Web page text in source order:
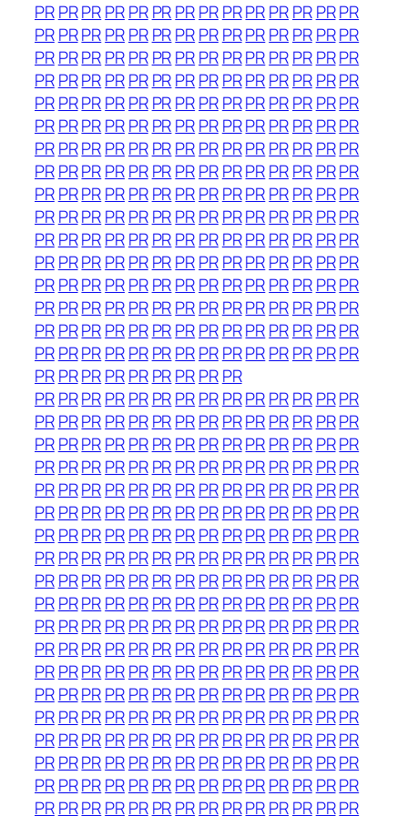
PRPRPRPRPR PRPRPRPRPRPRPR PRPR
PRPRPRPRPR PRPRPRPRPRPRPR PRPR
PRPRPRPRPR PRPRPRPRPRPRPR PRPR
PRPRPRPRPR PRPRPRPRPRPRPR PRPR
PRPRPRPRPR PRPRPRPRPRPRPR PRPR
PRPRPRPRPR PRPRPRPRPRPRPR PRPR
PRPRPRPRPR PRPRPRPRPRPRPR PRPR
PRPRPRPRPR PRPRPRPRPRPRPR PRPR
PRPRPRPRPR PRPRPRPRPRPRPR PRPR
PRPRPRPRPR PRPRPRPRPRPRPR PRPR
PRPRPRPRPR PRPRPRPRPRPRPR PRPR
PRPRPRPRPR PRPRPRPRPRPRPR PRPR
PRPRPRPRPR PRPRPRPRPRPRPR PRPR
PRPRPRPRPR PRPRPRPRPRPRPR PRPR
PRPRPRPRPR PRPRPRPRPRPRPR PRPR
PRPRPRPRPR PRPRPRPRPRPRPR PRPR
PRPRPRPRPR PRPRPRPR
PRPRPRPRPR PRPRPRPRPRPRPR PRPR
PRPRPRPRPR PRPRPRPRPRPRPR PRPR
PRPRPRPRPR PRPRPRPRPRPRPR PRPR
PRPRPRPRPR PRPRPRPRPRPRPR PRPR
PRPRPRPRPR PRPRPRPRPRPRPR PRPR
PRPRPRPRPR PRPRPRPRPRPRPR PRPR
PRPRPRPRPR PRPRPRPRPRPRPR PRPR
PRPRPRPRPR PRPRPRPRPRPRPR PRPR
PRPRPRPRPR PRPRPRPRPRPRPR PRPR
PRPRPRPRPR PRPRPRPRPRPRPR PRPR
PRPRPRPRPR PRPRPRPRPRPRPR PRPR
PRPRPRPRPR PRPRPRPRPRPRPR PRPR
PRPRPRPRPR PRPRPRPRPRPRPR PRPR
PRPRPRPRPR PRPRPRPRPRPRPR PRPR
PRPRPRPRPR PRPRPRPRPRPRPR PRPR
PRPRPRPRPR PRPRPRPRPRPRPR PRPR
PRPRPRPRPR PRPRPRPRPRPRPR PRPR
PRPRPRPRPR PRPRPRPRPRPRPR PRPR
PRPRPRPRPR PRPRPRPRPRPRPR PRPR